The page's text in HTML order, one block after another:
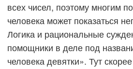
всех чисел, поэтому многим
человека может показаться
Логика и рациональные
помощники в деле под
человека девятки». Тут